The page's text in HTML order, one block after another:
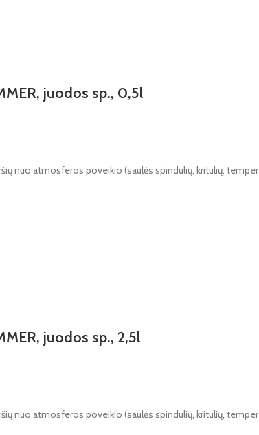
juodos sp., 0,5l
nuo atmosferos poveikio (saulės spindulių, kritulių,
juodos sp., 2,5l
nuo atmosferos poveikio (saulės spindulių, kritulių,